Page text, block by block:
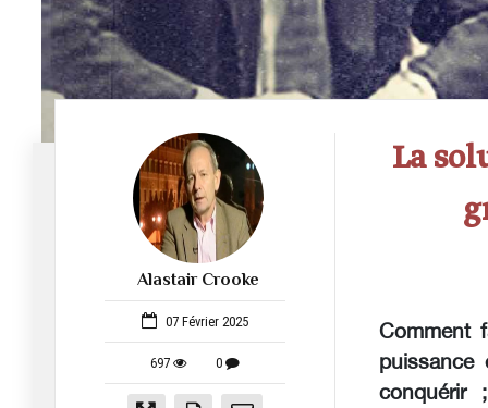
Alastair Crooke
07 Février 2025
697 0
La
Comment
puissance
conquérir